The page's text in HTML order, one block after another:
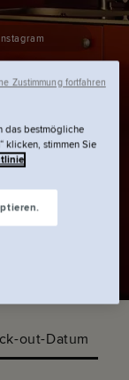
out-Datum
das bestmögliche
klicken, stimmen Sie
Zustimmung fortfahren